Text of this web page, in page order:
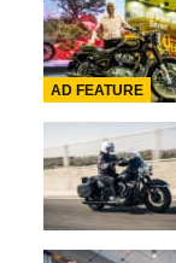
AD FEATURE